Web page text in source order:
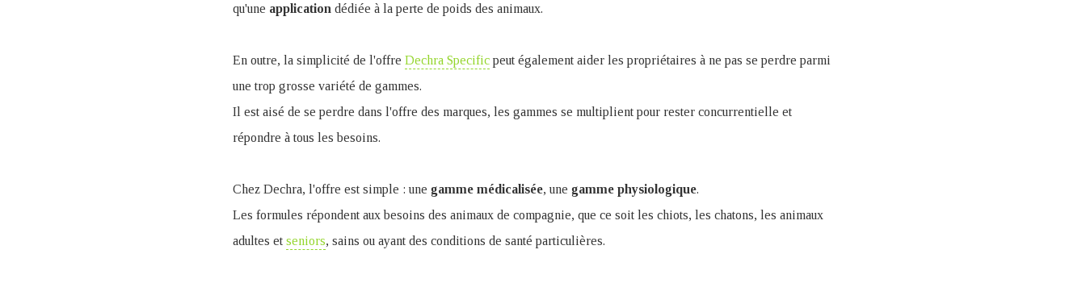
qu'une application dédiée à la perte de poids des animaux.
En outre, la simplicité de l'offre Dechra Specific peut également aider les propriétaires à ne pas se perdre parmi
une trop grosse variété de gammes.
Il est aisé de se perdre dans l'offre des marques, les gammes se multiplient pour rester concurrentielle et
répondre à tous les besoins.
Chez Dechra, l'offre est simple : une gamme médicalisée, une gamme physiologique.
Les formules répondent aux besoins des animaux de compagnie, que ce soit les chiots, les chatons, les animaux
adultes et seniors, sains ou ayant des conditions de santé particulières.